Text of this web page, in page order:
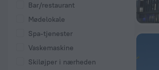
Bar/restaurant
Mødelokale
Spa-tjenester
Vaskemaskine
Skiløjper i nærheden